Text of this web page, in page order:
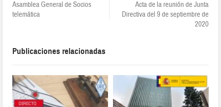
Asamblea General de Socios
telemática
Acta de la reunión de Junta
Directiva del 9 de septiembre de
2020
Publicaciones relacionadas